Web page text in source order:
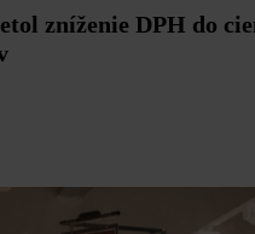
zníženie DPH do